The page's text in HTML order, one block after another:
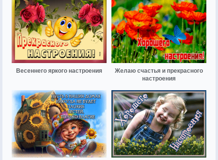
Весеннего яркого настроения
Желаю счастья и прекрасного
настроения